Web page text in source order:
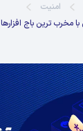
امنیت
مخرب ترین باج افزارها